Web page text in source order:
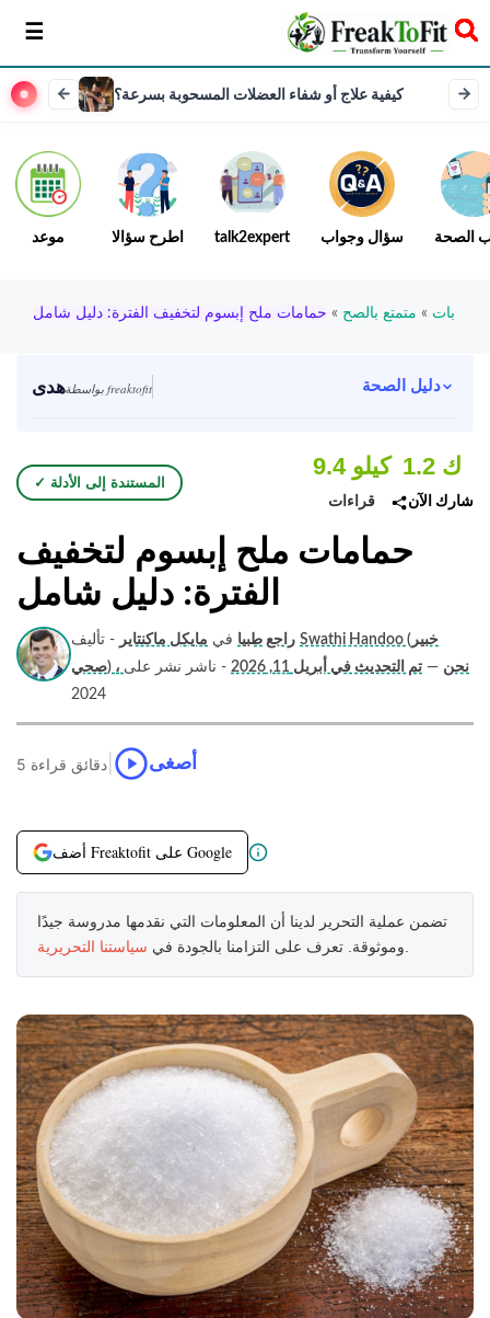
سخر
كيفية علاج أو شفاء العضلات المسحوبة بسرعة؟
موعد اطرح سؤالا talk2expert سؤال وجواب الصحة
بات » متمتع بالصح » حمامات ملح إبسوم لتخفيف الفترة: دليل شامل
هدى بواسطة freaktofit دليل الصحة
✓ المستندة إلى الأدلة
9.4 كيلو
قراءات
1.2 ك
شارك الآن
حمامات ملح إبسوم لتخفيف
الفترة: دليل شامل
راجع طبيا في مايكل ماكنتاير - تأليف
Swathi Handoo (خبير
صحي) ، نحن — تم التحديث في أبريل 11, 2026
- ناشر نشر على
2024
5 دقائق قراءة أصغى
أضف Freaktofit على Google
تضمن عملية التحرير لدينا أن المعلومات التي نقدمها مدروسة جيدًا
وموثوقة. تعرف على التزامنا بالجودة في سياستنا التحريرية